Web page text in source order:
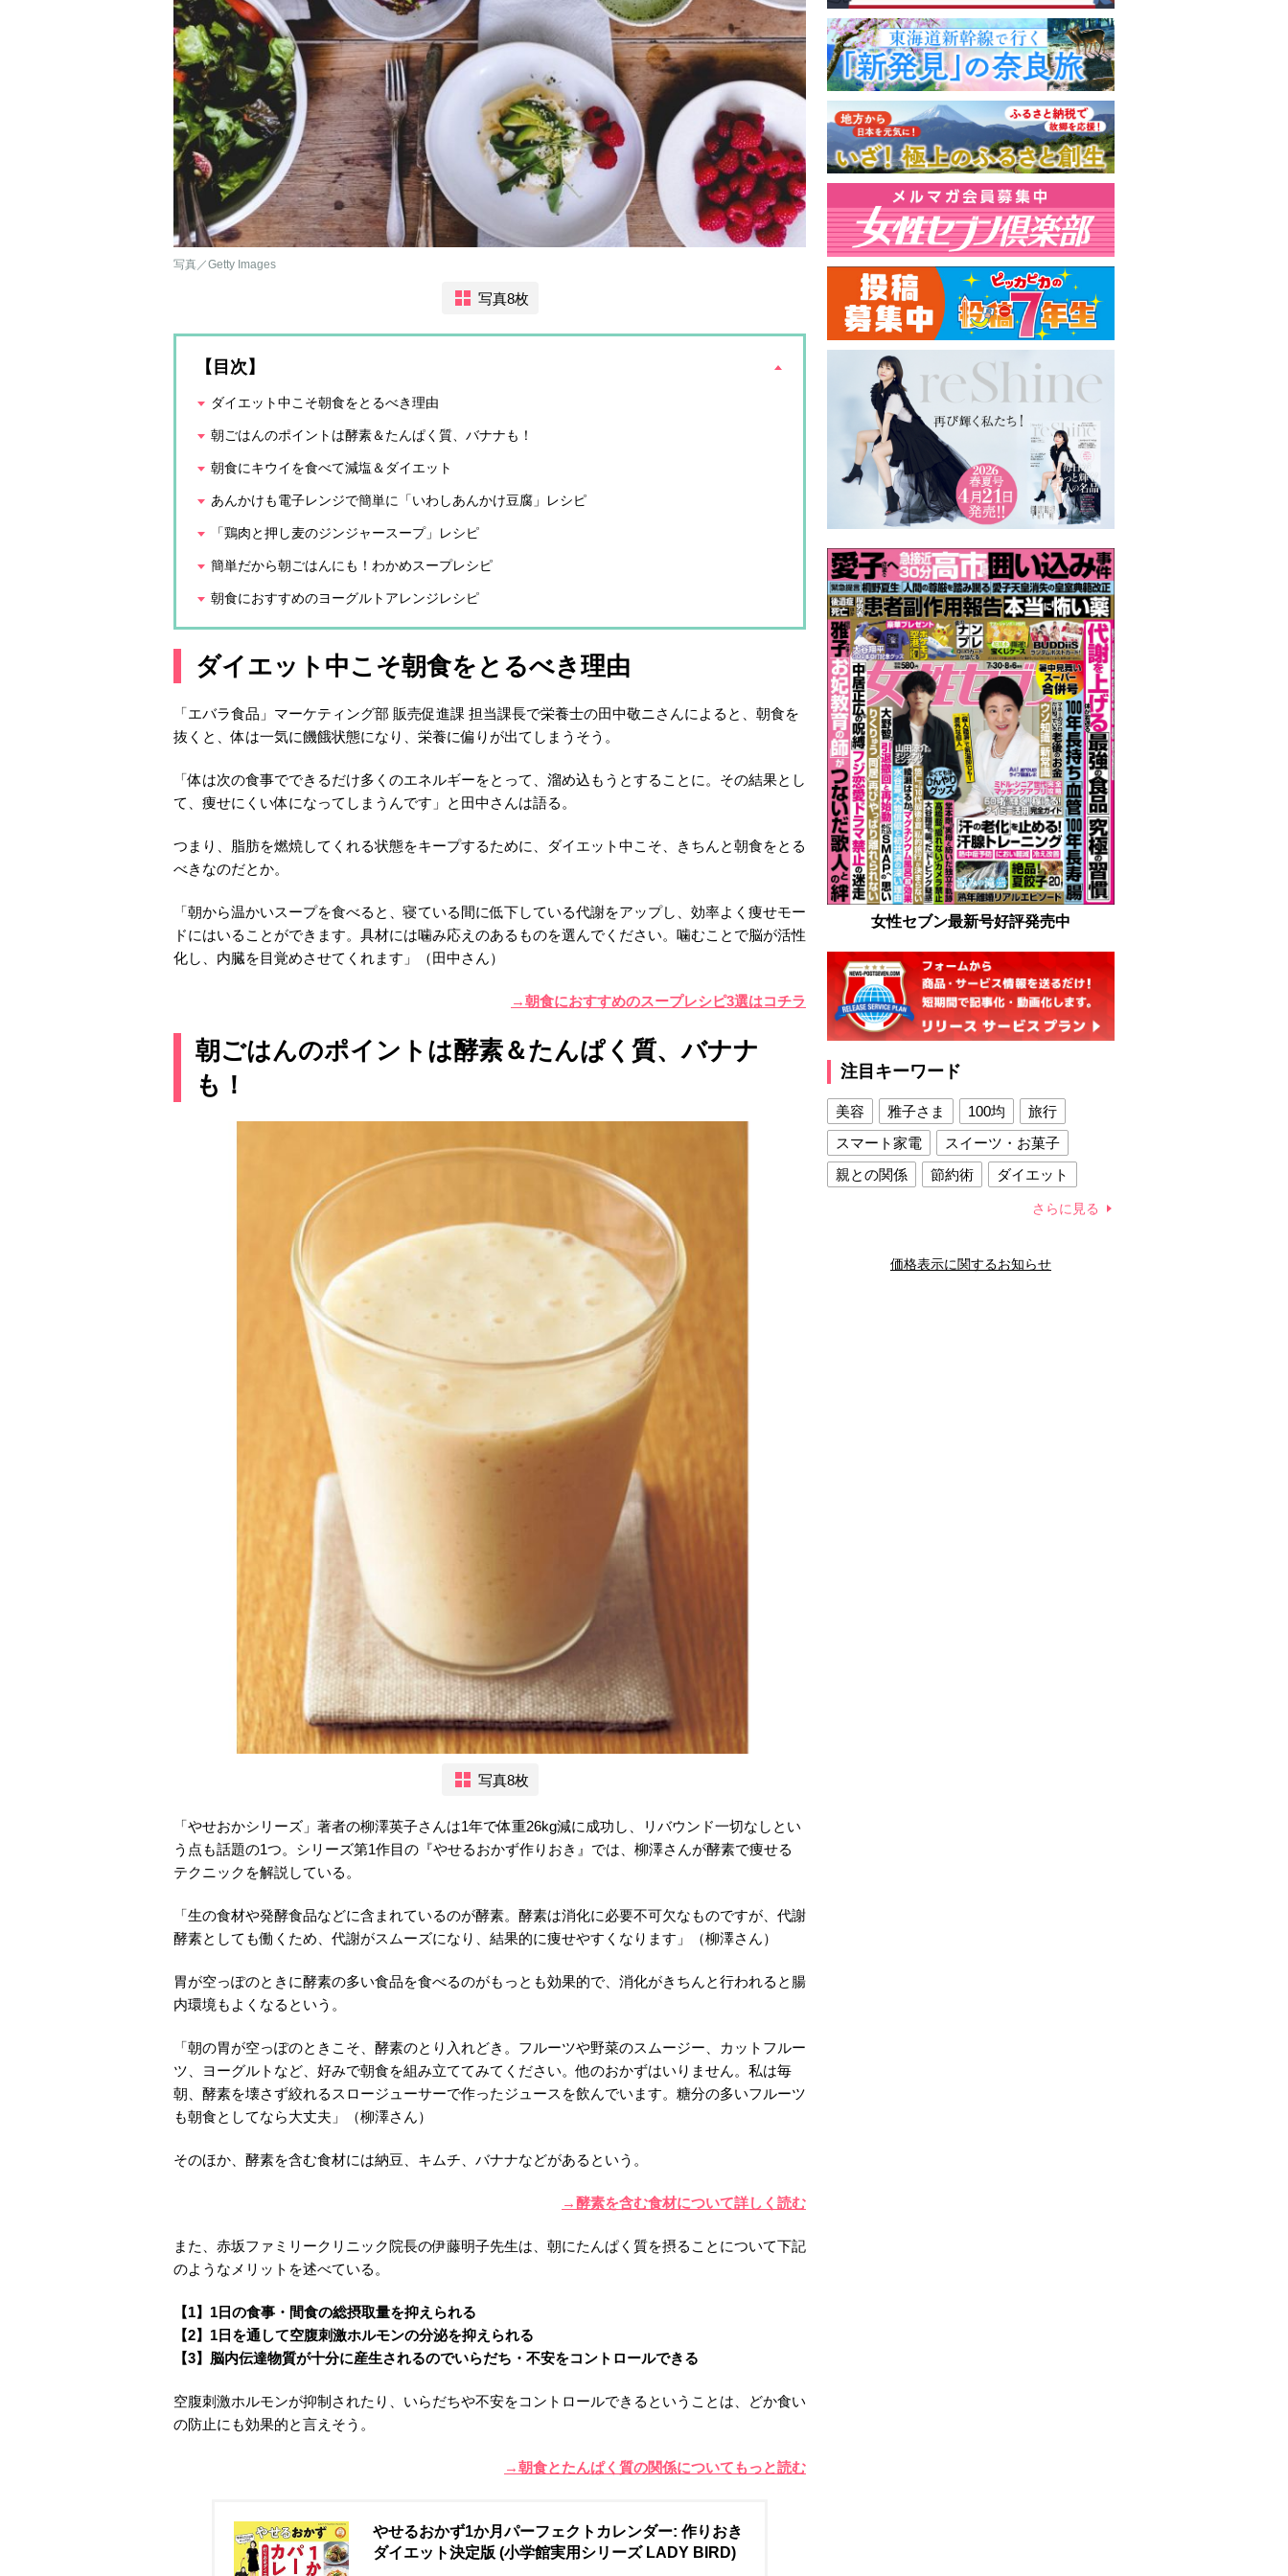
写真／Getty Images
写真8枚
【目次】
ダイエット中こそ朝食をとるべき理由
朝ごはんのポイントは酵素＆たんぱく質、バナナも！
朝食にキウイを食べて減塩＆ダイエット
あんかけも電子レンジで簡単に「いわしあんかけ豆腐」レシピ
「鶏肉と押し麦のジンジャースープ」レシピ
簡単だから朝ごはんにも！わかめスープレシピ
朝食におすすめのヨーグルトアレンジレシピ
ダイエット中こそ朝食をとるべき理由
「エバラ食品」マーケティング部 販売促進課 担当課長で栄養士の田中敬ニさんによると、朝食を
抜くと、体は一気に饑餓状態になり、栄養に偏りが出てしまうそう。
「体は次の食事でできるだけ多くのエネルギーをとって、溜め込もうとすることに。その結果とし
て、痩せにくい体になってしまうんです」と田中さんは語る。
つまり、脂肪を燃焼してくれる状態をキープするために、ダイエット中こそ、きちんと朝食をとる
べきなのだとか。
「朝から温かいスープを食べると、寝ている間に低下している代謝をアップし、効率よく痩せモー
ドにはいることができます。具材には噛み応えのあるものを選んでください。噛むことで脳が活性
化し、内臓を目覚めさせてくれます」（田中さん）
→朝食におすすめのスープレシピ3選はコチラ
朝ごはんのポイントは酵素＆たんぱく質、バナナ
も！
写真8枚
「やせおかシリーズ」著者の柳澤英子さんは1年で体重26kg減に成功し、リバウンド一切なしとい
う点も話題の1つ。シリーズ第1作目の『やせるおかず作りおき』では、柳澤さんが酵素で痩せる
テクニックを解説している。
「生の食材や発酵食品などに含まれているのが酵素。酵素は消化に必要不可欠なものですが、代謝
酵素としても働くため、代謝がスムーズになり、結果的に痩せやすくなります」（柳澤さん）
胃が空っぽのときに酵素の多い食品を食べるのがもっとも効果的で、消化がきちんと行われると腸
内環境もよくなるという。
「朝の胃が空っぽのときこそ、酵素のとり入れどき。フルーツや野菜のスムージー、カットフルー
ツ、ヨーグルトなど、好みで朝食を組み立ててみてください。他のおかずはいりません。私は毎
朝、酵素を壊さず絞れるスロージューサーで作ったジュースを飲んでいます。糖分の多いフルーツ
も朝食としてなら大丈夫」（柳澤さん）
そのほか、酵素を含む食材には納豆、キムチ、バナナなどがあるという。
→酵素を含む食材について詳しく読む
また、赤坂ファミリークリニック院長の伊藤明子先生は、朝にたんぱく質を摂ることについて下記
のようなメリットを述べている。
【1】1日の食事・間食の総摂取量を抑えられる
【2】1日を通して空腹刺激ホルモンの分泌を抑えられる
【3】脳内伝達物質が十分に産生されるのでいらだち・不安をコントロールできる
空腹刺激ホルモンが抑制されたり、いらだちや不安をコントロールできるということは、どか食い
の防止にも効果的と言えそう。
→朝食とたんぱく質の関係についてもっと読む
やせるおかず1か月パーフェクトカレンダー: 作りおき
ダイエット決定版 (小学館実用シリーズ LADY BIRD)
女性セブン最新号好評発売中
注目キーワード
美容 雅子さま 100均
旅行
スマート家電
スイーツ・お菓子
親との関係
節約術
ダイエット
夫との関係
新津春子 どか食い
さらに見る
価格表示に関するお知らせ